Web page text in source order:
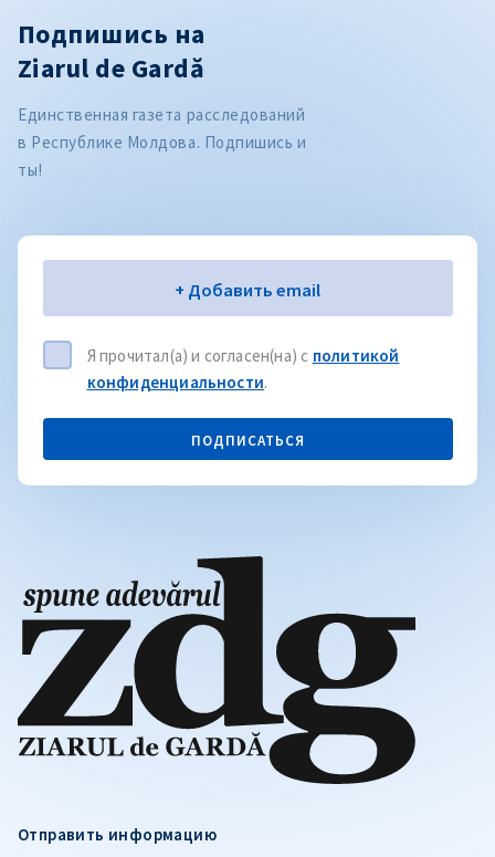
Отправить информацию
Подпишись на
Ziarul de Gardă
Единственная газета расследований
в Республике Молдова. Подпишись и
ты!
Электронная почта+ Добавить email
Я прочитал(а) и согласен(на) с политикой
конфиденциальности.
ПОДПИСАТЬСЯ